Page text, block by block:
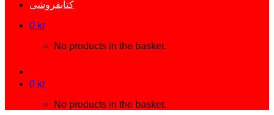
کتابفروشی
0 kr
No products in the basket.
0 kr
No products in the basket.